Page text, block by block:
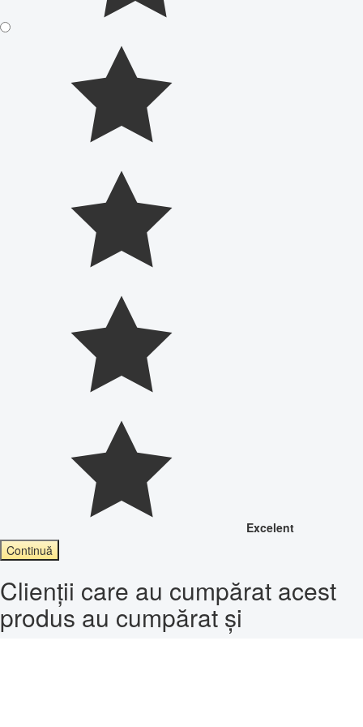
Excelent
Continuă
Clienții care au cumpărat acest
produs au cumpărat și